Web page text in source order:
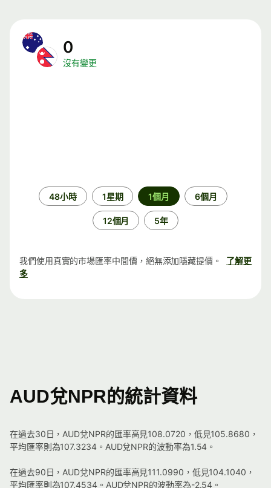
0
沒有變更
48小時 1星期 1個月 6個月
12個月 5年
我們使用真實的市場匯率中間價，絕無添加隱藏提價。
了解更
多
AUD兌NPR的統計資料
在過去30日，AUD兌NPR的匯率高見108.0720，低見105.8680，
平均匯率則為107.3234。AUD兌NPR的波動率為1.54。
在過去90日，AUD兌NPR的匯率高見111.0990，低見104.1040，
平均匯率則為107.4534。AUD兌NPR的波動率為-2.54。